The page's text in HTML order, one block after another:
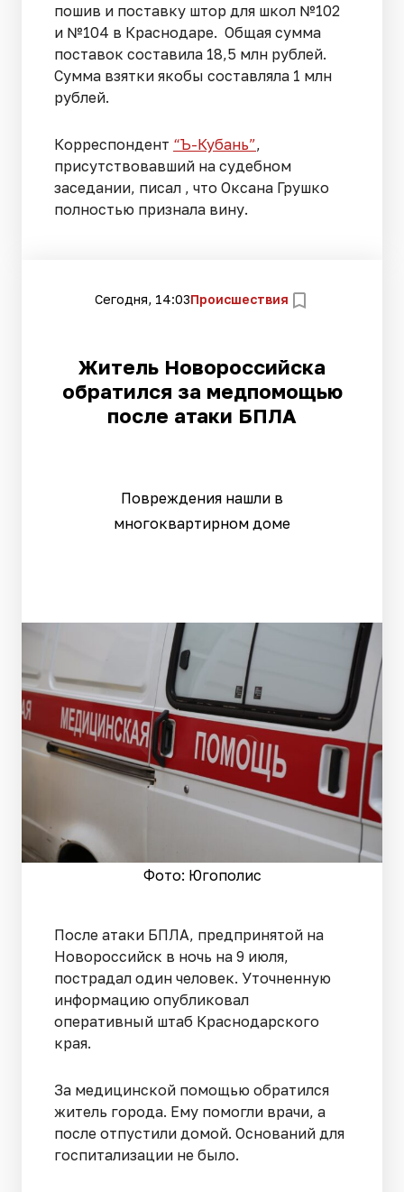
пошив и поставку штор для школ №102
и №104 в Краснодаре. Общая сумма
поставок составила 18,5 млн рублей.
Сумма взятки якобы составляла 1 млн
рублей.
Корреспондент “Ъ-Кубань”,
присутствовавший на судебном
заседании, писал , что Оксана Грушко
полностью признала вину.
Сегодня, 14:03Происшествия
Житель Новороссийска
обратился за медпомощью
после атаки БПЛА
Повреждения нашли в
многоквартирном доме
Фото: Югополис
После атаки БПЛА, предпринятой на
Новороссийск в ночь на 9 июля,
пострадал один человек. Уточненную
информацию опубликовал
оперативный штаб Краснодарского
края.
За медицинской помощью обратился
житель города. Ему помогли врачи, а
после отпустили домой. Оснований для
госпитализации не было.